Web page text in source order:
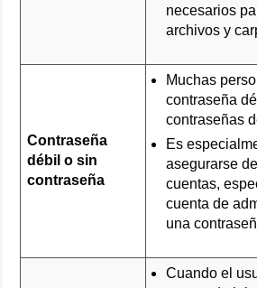
necesarios
archivos y
Contraseña
débil o sin
contraseña
Muchas
contraseña
contraseñas
Es
asegurarse
cuentas,
cuenta de
una
Cuando el